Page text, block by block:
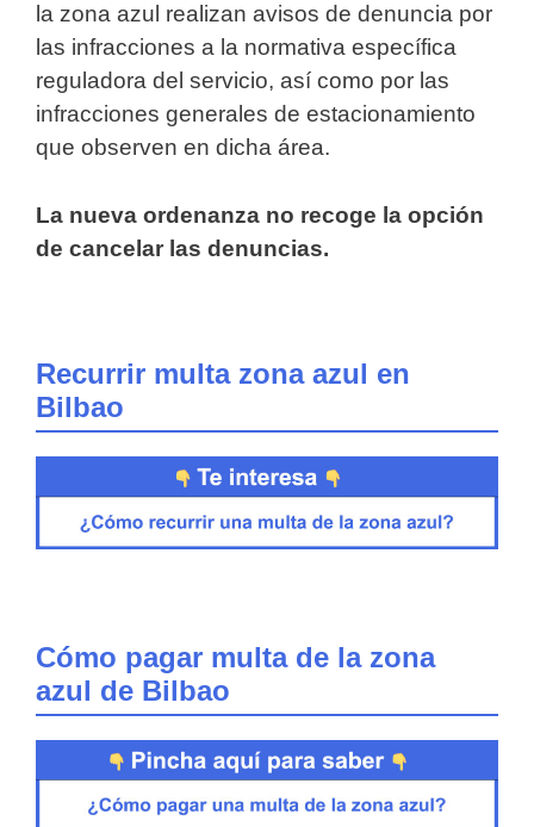
la zona azul realizan avisos de denuncia por
las infracciones a la normativa específica
reguladora del servicio, así como por las
infracciones generales de estacionamiento
que observen en dicha área.
La nueva ordenanza no recoge la opción
de cancelar las denuncias.
Recurrir multa zona azul en
Bilbao
Cómo pagar multa de la zona
azul de Bilbao